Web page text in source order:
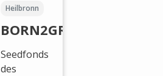
Heilbronn
BORN2GROW
Seedfonds
des